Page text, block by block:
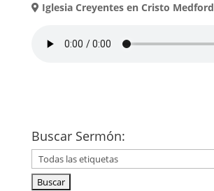
Iglesia Creyentes en Cristo Medford
Buscar Sermón: